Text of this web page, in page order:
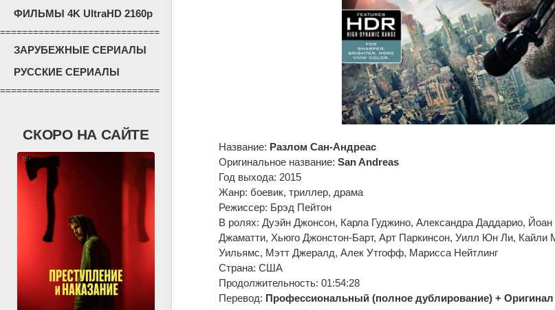
ФИЛЬМЫ 4K UltraHD 2160p
=============================
ЗАРУБЕЖНЫЕ СЕРИАЛЫ
РУССКИЕ СЕРИАЛЫ
=============================
СКОРО НА САЙТЕ
Название: Разлом Сан-Андреас
Оригинальное название: San Andreas
Год выхода: 2015
Жанр: боевик, триллер, драма
Режиссер: Брэд Пейтон
В ролях: Дуэйн Джонсон, Карла Гуджино, Александра Даддарио,
Джаматти, Хьюго Джонстон-Барт, Арт Паркинсон, Уилл Юн Ли, Кайли
Уильямс, Мэтт Джералд, Алек Утгофф, Марисса Нейтлинг
Страна: США
Продолжительность: 01:54:28
Перевод: Профессиональный (полное дублирование) + Оригинал